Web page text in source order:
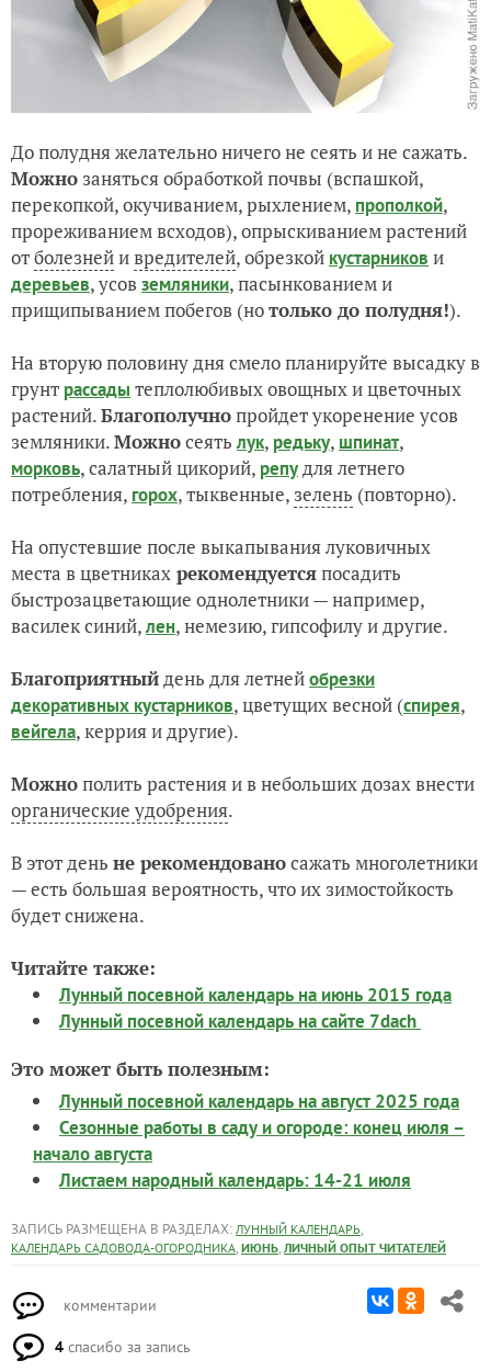
До полудня желательно ничего не сеять и не сажать.
Можно заняться обработкой почвы (вспашкой,
перекопкой, окучиванием, рыхлением, прополкой,
прореживанием всходов), опрыскиванием растений
отболезнейивредителей, обрезкой кустарников и
деревьев, усовземляники, пасынкованием и
прищипыванием побегов (нотолько до полудня!).
На вторую половину дня смело планируйте высадку в
грунт рассады теплолюбивых овощных и цветочных
растений.Благополучнопройдет укоренение усов
земляники.Можносеятьлук, редьку, шпинат,
морковь, салатный цикорий, репудля летнего
потребления, горох, тыквенные, зелень (повторно).
На опустевшие после выкапывания луковичных
места в цветниках рекомендуетсяпосадить
быстрозацветающие однолетники — например,
василек синий,лен, немезию, гипсофилу и другие.
Благоприятныйдень для летнейобрезки
декоративных кустарников, цветущих весной (спирея,
вейгела, керрия и другие).
Можнополить растения и в небольших дозах внести
органические удобрения.
В этот день не рекомендованосажать многолетники
— есть большая вероятность, что их зимостойкость
будет снижена.
Читайте также:
Лунный посевной календарь на июнь 2015 года
Лунный посевной календарь на сайте 7dach
Это может быть полезным:
Лунный посевной календарь на август 2025 года
Сезонные работы в саду и огороде: конец июля –
начало августа
Листаем народный календарь: 14-21 июля
ЗАПИСЬ РАЗМЕЩЕНА В РАЗДЕЛАХ: ЛУННЫЙ КАЛЕНДАРЬ,
КАЛЕНДАРЬ САДОВОДА-ОГОРОДНИКА, ИЮНЬ, ЛИЧНЫЙ ОПЫТ ЧИТАТЕЛЕЙ
комментарии
4 спасибо за запись